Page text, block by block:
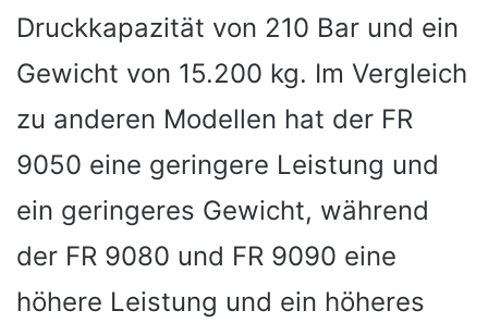
Druckkapazität von 210 Bar und ein
Gewicht von 15.200 kg. Im Vergleich
zu anderen Modellen hat der FR
9050 eine geringere Leistung und
ein geringeres Gewicht, während
der FR 9080 und FR 9090 eine
höhere Leistung und ein höheres